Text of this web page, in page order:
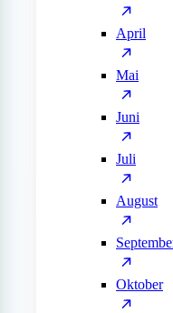
April
Mai
Juni
Juli
August
Oktober